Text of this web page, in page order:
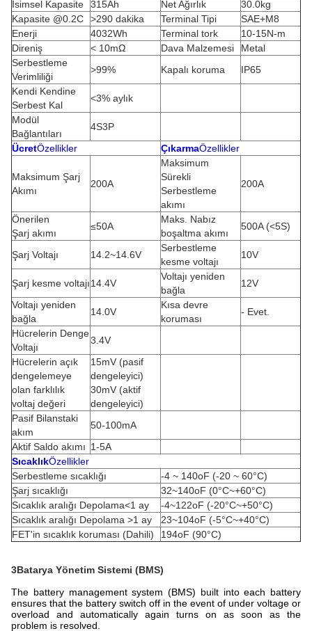
İsimsel Kapasite
315Ah Net Ağırlık
30.0kg
Kapasite @0.2C
>290 dakika Terminal Tipi
SAE+M8
Enerji
4032Wh Terminal tork
10-15N-m
Direniş
< 10mΩ Dava Malzemesi
Metal
Serbestleme
Verimliliği
>99% Kapalı koruma
IP65
Kendi Kendine
Serbest Kal
<3% aylık
Modül
Bağlantıları
4S3P
ÜcretÖzellikler ÇıkarmaÖzellikler
Maksimum Şarj
Akımı
200A
Maksimum
Sürekli
Serbestleme
akımı
200A
Önerilen
Şarj akımı
≤50A
Maks. Nabız
boşaltma akımı
500A (<5S)
Şarj Voltajı 14.2~14.6V
Serbestleme
kesme voltajı
10V
Şarj kesme voltajı14.4V
Voltajı yeniden
bağla
12V
Voltajı yeniden
bağla
14.0V
Kısa devre
koruması
- Evet.
Hücrelerin Denge
Voltajı
3.4V
Hücrelerin açık
dengelemeye
olan farklılık
voltaj değeri
15mV (pasif
dengeleyici)
30mV (aktif
dengeleyici)
Pasif Bilanstaki
akım
50-100mA
Aktif Saldo akımı 1-5A
SıcaklıkÖzellikler
Serbestleme sıcaklığı
-4 ~ 140oF (-20 ~ 60°C)
Şarj sıcaklığı
32~140oF (0°C~+60°C)
Sıcaklık aralığı Depolama<1 ay
-4~122oF (-20°C~+50°C)
Sıcaklık aralığı Depolama >1 ay
23~104oF (-5°C~+40°C)
FET'in sıcaklık koruması (Dahili)
194oF (90°C)
3Batarya Yönetim Sistemi (BMS)
The battery management system (BMS) built into each battery
ensures that the battery switch off in the event of under voltage or
overload and automatically again turns on as soon as the
problem is resolved.